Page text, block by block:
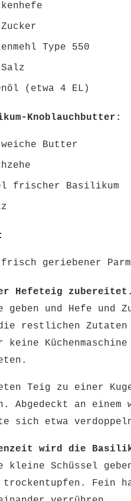
Type 550
(etwa 4 EL)
Knoblauchbutter:
Butter
frischer Basilikum
geriebener
Hefeteig zubereitet.
geben und Hefe
restlichen
keine
Teig zu einer
Abgedeckt an
sich etwa
wird die
Schüssel
trockentupfen. Fein